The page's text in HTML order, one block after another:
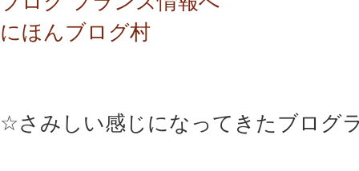
にほんブログ村
☆さみしい感じになってきたブログ